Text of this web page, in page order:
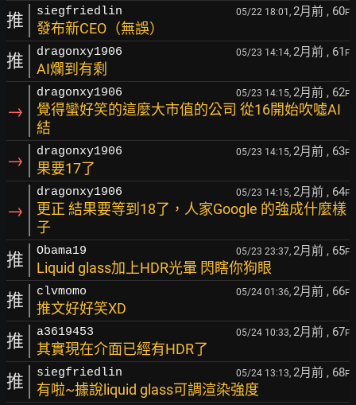
推 siegfriedlin 05/22 18:01, 2月前 , 60F
發布新CEO（無誤）
推 dragonxy1906 05/23 14:14, 2月前 , 61 F
AI爛到有剩
→
dragonxy1906 05/23 14:15, 2月前 , 62F
覺得蠻好笑的這麼大市值的公司 從16開始吹噓AI
結
→ dragonxy1906 05/23 14:15, 2月前 , 63F
果要17了
→
dragonxy1906 05/23 14:15, 2月前 , 64F
更正 結果要等到18了，人家Google 的強成什麼樣
子
推 Obama19 05/23 23:37, 2月前 , 65F
Liquid glass加上HDR光暈 閃瞎你狗眼
推 clvmomo 05/24 01:36, 2月前 , 66F
推文好好笑XD
推 a3619453 05/24 10:33, 2月前 , 67F
其實現在介面已經有HDR了
推 siegfriedlin 05/24 13:13, 2月前 , 68F
有啦~據說liquid glass可調渲染強度